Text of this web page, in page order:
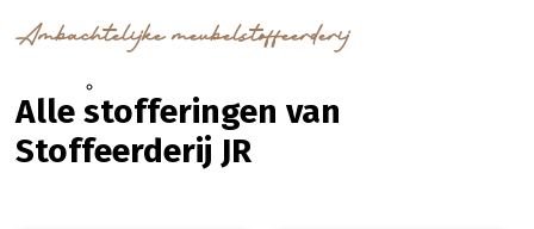
Ambachtelijke meubelstoffeerderij
Alle stofferingen van
Stoffeerderij JR